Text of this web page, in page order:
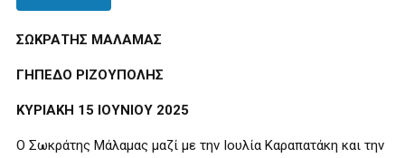
ΣΩΚΡΑΤΗΣ ΜΑΛΑΜΑΣ
ΓΗΠΕΔΟ ΡΙΖΟΥΠΟΛΗΣ
ΚΥΡΙΑΚΗ 15 ΙΟΥΝΙΟΥ 2025
Ο Σωκράτης Μάλαμας μαζί με την Ιουλία Καραπατάκη και την